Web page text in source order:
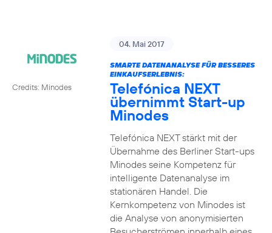
Credits: Minodes
04. Mai 2017
SMARTE DATENANALYSE FÜR BESSERES
EINKAUFSERLEBNIS:
Telefónica NEXT
übernimmt Start-up
Minodes
Telefónica NEXT stärkt mit der
Übernahme des Berliner Start-ups
Minodes seine Kompetenz für
intelligente Datenanalyse im
stationären Handel. Die
Kernkompetenz von Minodes ist
die Analyse von anonymisierten